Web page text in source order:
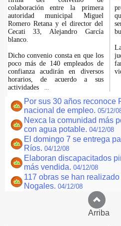
colaboración entre la primera
autoridad municipal Miguel
Romero Retana y el director del
Cecati 33, Alejandro García
blanco.
Dicho convenio consta en que los
poco más de 140 empleados de
confianza acudirán en diversos
horarios, de acuerdo a sus
actividades
Por sus 30 años reconoce
nacional de empleo. 05/12/
Nexca la comunidad más
con agua potable. 04/12/08
El domingo 7 se entrega
Ríos. 04/12/08
Elaboran discapacitados
más vendida. 04/12/08
117 obras se han
Nogales. 04/12/08